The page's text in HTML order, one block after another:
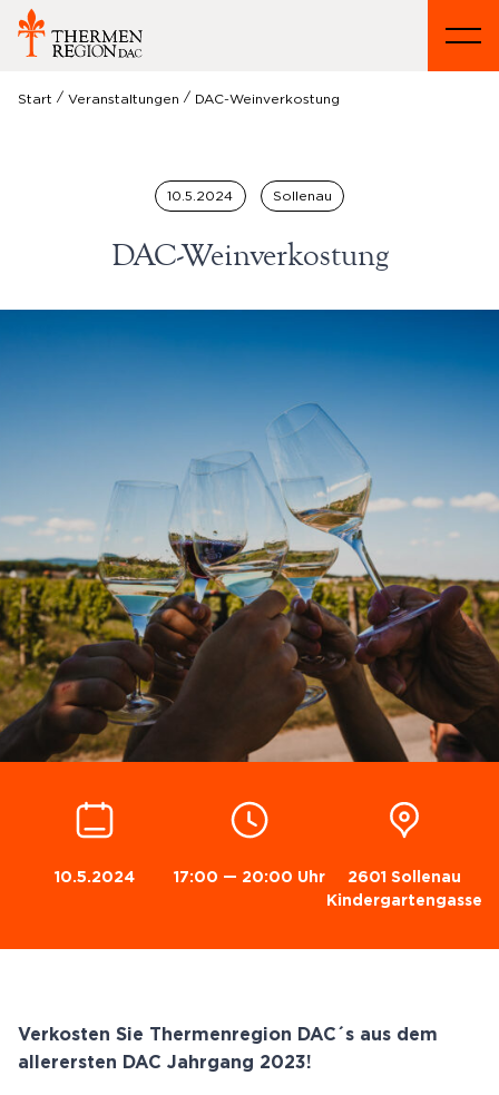
Start / Veranstaltungen / DAC-Weinverkostung
10.5.2024 Sollenau
DAC-Weinverkostung
10.5.2024 17:00 — 20:00 Uhr
2601 Sollenau
Kindergartengasse
Verkosten Sie Thermenregion DAC´s aus dem
allerersten DAC Jahrgang 2023!